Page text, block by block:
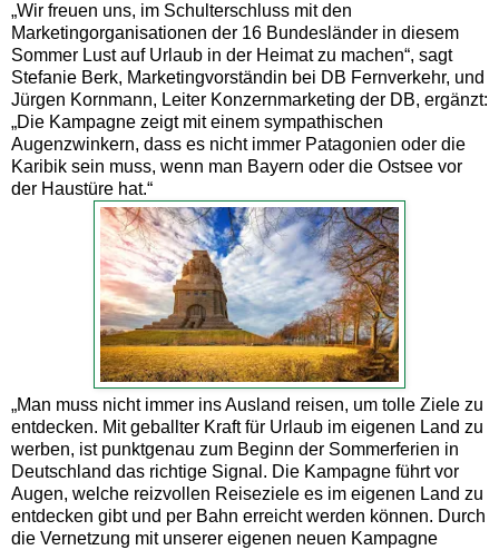
„Wir freuen uns, im Schulterschluss mit den
Marketingorganisationen der 16 Bundesländer in diesem
Sommer Lust auf Urlaub in der Heimat zu machen“, sagt
Stefanie Berk, Marketingvorständin bei DB Fernverkehr, und
Jürgen Kornmann, Leiter Konzernmarketing der DB, ergänzt:
„Die Kampagne zeigt mit einem sympathischen
Augenzwinkern, dass es nicht immer Patagonien oder die
Karibik sein muss, wenn man Bayern oder die Ostsee vor
der Haustüre hat.“
„Man muss nicht immer ins Ausland reisen, um tolle Ziele zu
entdecken. Mit geballter Kraft für Urlaub im eigenen Land zu
werben, ist punktgenau zum Beginn der Sommerferien in
Deutschland das richtige Signal. Die Kampagne führt vor
Augen, welche reizvollen Reiseziele es im eigenen Land zu
entdecken gibt und per Bahn erreicht werden können. Durch
die Vernetzung mit unserer eigenen neuen Kampagne